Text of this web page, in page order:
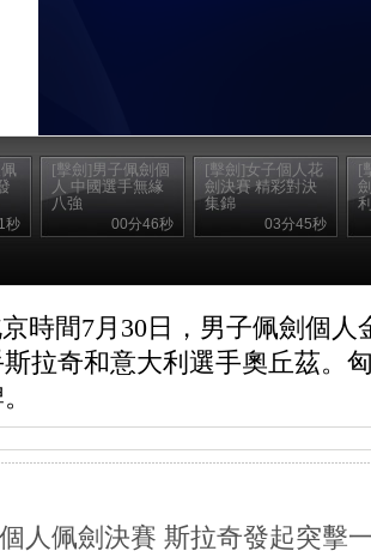
秒
[擊劍]男子佩劍個
人 中國選手無緣
八強
00分46秒
[擊劍]女子個人花
劍決賽 精彩對決
集錦
03分45秒
[
時間7月30日，男子佩劍個人
拉奇和意大利選手奧丘茲。
人佩劍決賽 斯拉奇發起突擊